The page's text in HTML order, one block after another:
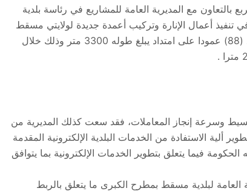
والفواكه بمساحة 2000 متر مربع بالتعاون مع المديرية العامة للمشاريع في رئاسة بلدية
أعمال الإنارة وتركيب أعمدة جديدة لولايتي مسقط
ومطرح، حيث بلغ عدد أعمدة الإنارة في ولاية مسقط (88) عمودا على امتداد يبلغ طوله 3300 متر وذلك خلال
وسرعة إنجاز المعاملات، فقد سعت كذلك المديرية من
ألية الاستفادة من الخدمات البلدية الإلكترونية المقدمة
فيما يتعلق بتطوير الخدمات الإلكترونية بما يتوافق
العامة لبلدية مسقط بمطرح الكبرى ما يتعلق بالربط